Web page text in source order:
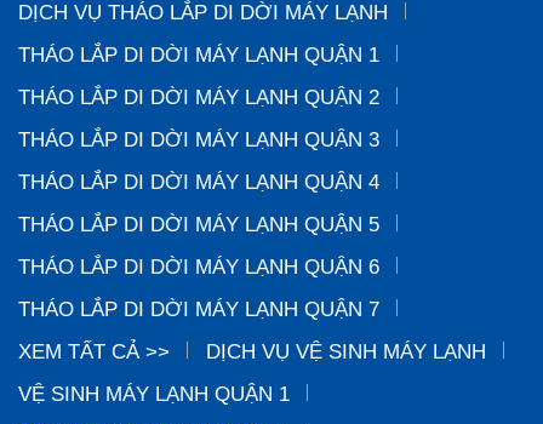
DỊCH VỤ THÁO LẮP DI DỜI MÁY LẠNH
THÁO LẮP DI DỜI MÁY LẠNH QUẬN 1
THÁO LẮP DI DỜI MÁY LẠNH QUẬN 2
THÁO LẮP DI DỜI MÁY LẠNH QUẬN 3
THÁO LẮP DI DỜI MÁY LẠNH QUẬN 4
THÁO LẮP DI DỜI MÁY LẠNH QUẬN 5
THÁO LẮP DI DỜI MÁY LẠNH QUẬN 6
THÁO LẮP DI DỜI MÁY LẠNH QUẬN 7
XEM TẤT CẢ >>
DỊCH VỤ VỆ SINH MÁY LẠNH
VỆ SINH MÁY LẠNH QUẬN 1